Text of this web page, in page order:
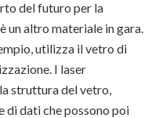
del futuro per la
un altro materiale in gara.
utilizza il vetro di
I laser
struttura del vetro,
di dati che possono poi